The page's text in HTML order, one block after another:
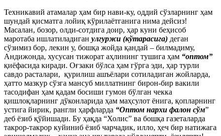
Техникавий атамалар ҳам бир нави-ку, оддий сўзларнинг ҳам
шундай қисматга лойиқ кўрилаётганига нима дейсиз!
Масалан, бозор, олди-сотдига доир, ҳар куни беҳисоб
маротаба ишлатиладиган улгуржи (кўтарасига) деган
сўзимиз бор, лекин у, бошқа жойда қандай – билмадиму,
Андижонда, хусусан тижорат аҳлининг тушига ҳам “оптом”
қиёфасида киради. Оғзаки бўлса ҳам гўрга эди, ҳар турли
савдо расталари, қурилиш ашъёлари сотиладиган жойларда,
ҳатто мазкур сўзга мансуб миллатнинг бирон-бир вакили
тасодифан ҳам қадам босиши гумон бўлган чекка
қишлоқларнинг дўконларида ҳам маҳсулот ёнига, қопларнинг
устига йирик, рангли ҳарфларда “Оптом нархи фалон сўм”
деб ёзиб қўйишади. Бу ҳақда “Холис” ва бошқа газеталарда
такрор-такрор куйиниб ёзиб чарчадик, илло, ҳеч бир натижага